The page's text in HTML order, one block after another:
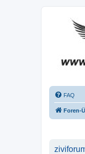
FAQ
Foren-